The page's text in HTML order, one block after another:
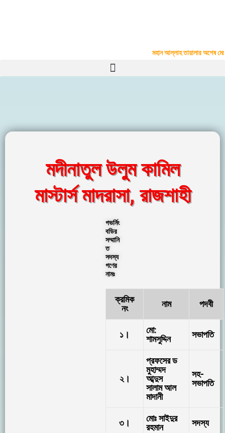
মহান আল্লাহ তায়ালার অশেষ
মদীনাতুল উলুম কামিল
মাস্টার্স মাদরাসা, রাজশাহী
গভর্নিং
বডির
সম্মানি
ত
সদস্য
গণের
নামঃ
ক্রমিক
নং
নাম পদবী
১।
মো:
শামসুদ্দিন
সভাপতি
২।
প্রফসের ড
মুহাম্মদ
আব্দুস
সালাম আল
মাদানী
সহ-
সভাপতি
৩।
মোঃ সাইদুর
রহমান
সদস্য